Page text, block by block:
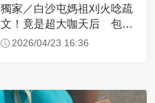
獨家／白沙屯媽祖刈火唸疏
文！竟是超大咖天后 包尿
布忍尿5小時不喊累
2026/04/23 16:36